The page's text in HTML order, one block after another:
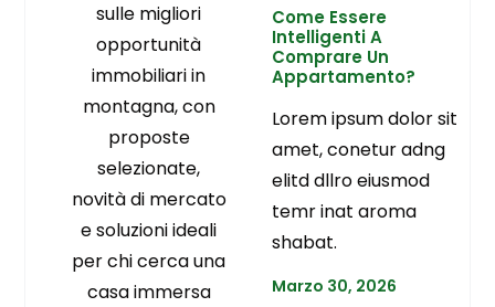
sulle migliori
opportunità
immobiliari in
montagna, con
proposte
selezionate,
novità di mercato
e soluzioni ideali
per chi cerca una
casa immersa
Come Essere
Intelligenti A
Comprare Un
Appartamento?
Lorem ipsum dolor sit
amet, conetur adng
elitd dllro eiusmod
temr inat aroma
shabat.
Marzo 30, 2026